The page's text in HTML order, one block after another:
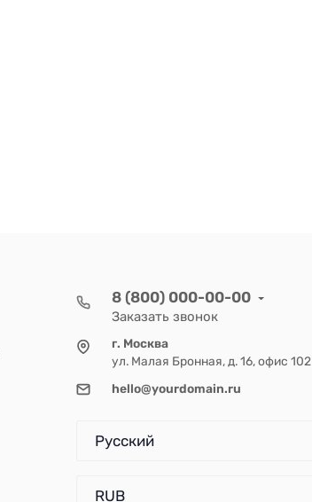
8 (800) 000-00-00
Заказать звонок
г. Москва
ул. Малая Бронная, д. 16, офис 102
hello@yourdomain.ru